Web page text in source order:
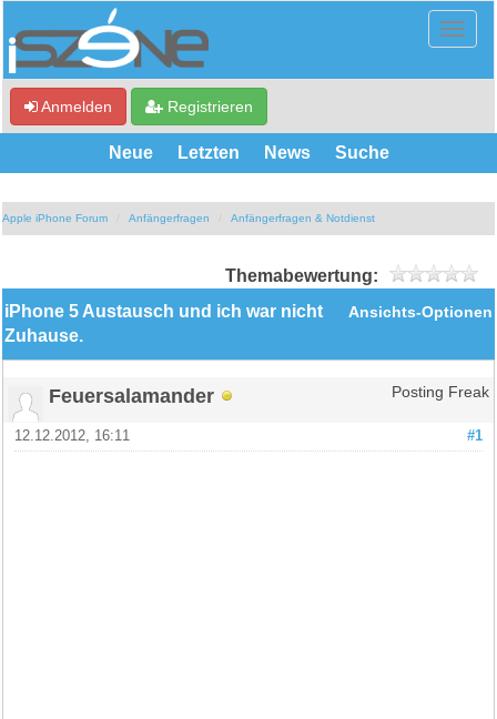
Anmelden Registrieren
Neue Letzten News Suche
Apple iPhone Forum Anfängerfragen Anfängerfragen & Notdienst
Themabewertung:
Ansichts-Optionen
iPhone 5 Austausch und ich war nicht
Zuhause.
Feuersalamander Posting Freak
#1
12.12.2012, 16:11